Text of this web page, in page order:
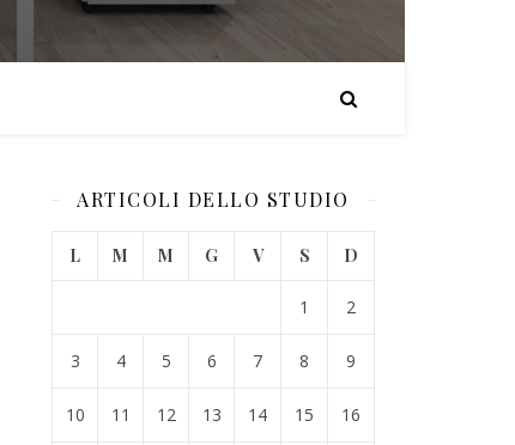
ARTICOLI DELLO STUDIO
L M M G V S D
1 2
3 4 5 6 7 8 9
10 11 12 13 14 15 16